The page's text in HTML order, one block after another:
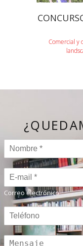
Comercial y
Correo electrónico